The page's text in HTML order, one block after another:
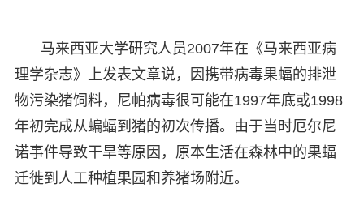
马来西亚大学研究人员2007年在《马来西亚病
理学杂志》上发表文章说，因携带病毒果蝠的排泄
物污染猪饲料，尼帕病毒很可能在1997年底或1998
年初完成从蝙蝠到猪的初次传播。由于当时厄尔尼
诺事件导致干旱等原因，原本生活在森林中的果蝠
迁徙到人工种植果园和养猪场附近。